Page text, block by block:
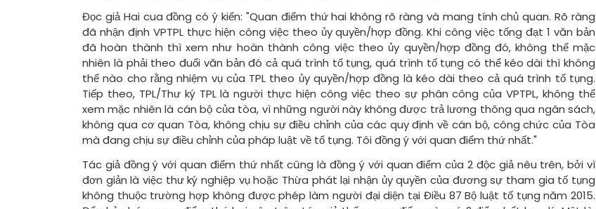
Đọc giả Hai cua đồng có ý kiến: "Quan điểm thứ hai không rõ ràng và mang tính chủ quan. Rõ ràng
đã nhận định VPTPL thực hiện công việc theo ủy quyền/hợp đồng. Khi công việc tống đạt 1 văn bản
đã hoàn thành thì xem như hoàn thành công việc theo ủy quyền/hợp đồng đó, không thể mặc
nhiên là phải theo đuổi văn bản đó cả quá trình tố tụng, quá trình tố tụng có thể kéo dài thì không
thể nào cho rằng nhiệm vụ của TPL theo ủy quyền/hợp đồng là kéo dài theo cả quá trình tố tụng.
Tiếp theo, TPL/Thư ký TPL là người thực hiện công việc theo sự phân công của VPTPL, không thể
xem mặc nhiên là cán bộ của tòa, vì những người này không được trả lương thông qua ngân sách,
không qua cơ quan Tòa, không chịu sự điều chỉnh của các quy định về cán bộ, công chức của Tòa
mà đang chịu sự điều chỉnh của pháp luật về tố tụng. Tôi đồng ý với quan điểm thứ nhất."
Tác giả đồng ý với quan điểm thứ nhất cũng là đồng ý với quan điểm của 2 độc giả nêu trên, bởi vì
đơn giản là việc thư ký nghiệp vụ hoặc Thừa phát lại nhận ủy quyền của đương sự tham gia tố tụng
không thuộc trường hợp không được phép làm người đại diện tại Điều 87 Bộ luật tố tụng năm 2015.